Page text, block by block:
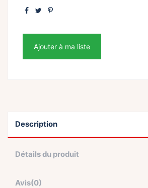
Ajouter à ma liste
Description
Détails du produit
Avis(0)